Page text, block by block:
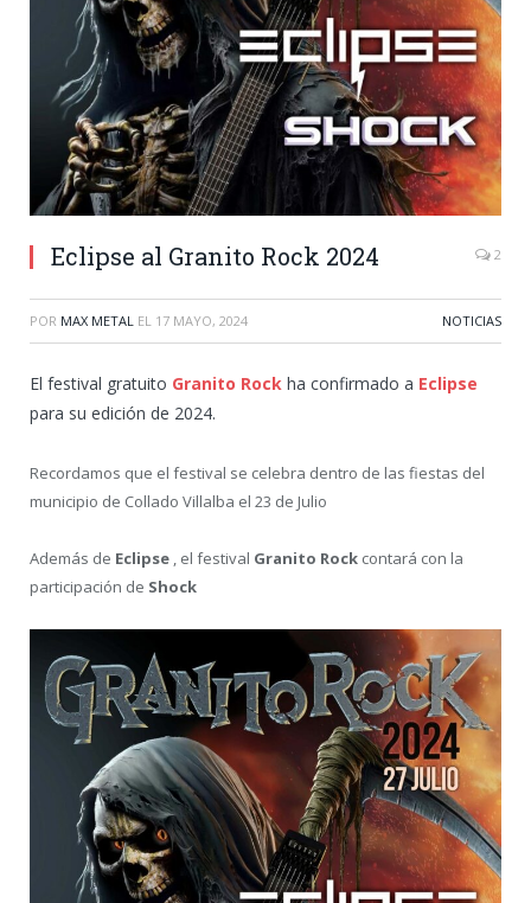
Eclipse al Granito Rock 2024 2
POR MAX METAL EL 17 MAYO, 2024 NOTICIAS
El festival gratuito Granito Rock ha confirmado a Eclipse
para su edición de 2024.
Recordamos que el festival se celebra dentro de las fiestas del
municipio de Collado Villalba el 23 de Julio
Además de Eclipse , el festival Granito Rock contará con la
participación de Shock